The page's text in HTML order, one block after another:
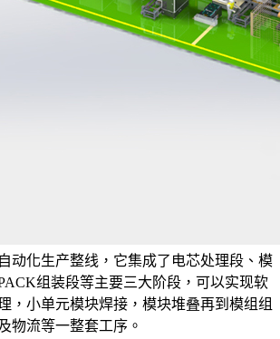
动化生产整线，它集成了电芯处理段、模
组装段等主要三大阶段，可以实现软
，小单元模块焊接，模块堆叠再到模组组
物流等一整套工序。